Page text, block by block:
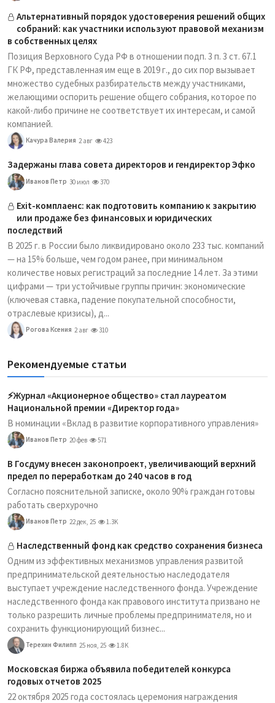
Альтернативный порядок удостоверения решений общих
собраний: как участники используют правовой механизм
в собственных целях
Позиция Верховного Суда РФ в отношении подп. 3 п. 3 ст. 67.1
ГК РФ, представленная им еще в 2019 г., до сих пор вызывает
множество судебных разбирательств между участниками,
желающими оспорить решение общего собрания, которое по
какой-либо причине не соответствует их интересам, и самой
компанией.
Качура Валерия 2 авг 423
Задержаны глава совета директоров и гендиректор Эфко
Иванов Петр 30 июл 370
Exit-комплаенс: как подготовить компанию к закрытию
или продаже без финансовых и юридических
последствий
В 2025 г. в России было ликвидировано около 233 тыс. компаний
— на 15% больше, чем годом ранее, при минимальном
количестве новых регистраций за последние 14 лет. За этими
цифрами — три устойчивые группы причин: экономические
(ключевая ставка, падение покупательной способности,
отраслевые кризисы), д...
Рогова Ксения 2 авг 310
Рекомендуемые статьи
⚡️Журнал «Акционерное общество» стал лауреатом
Национальной премии «Директор года»
В номинации «Вклад в развитие корпоративного управления»
Иванов Петр 20 фев 571
В Госдуму внесен законопроект, увеличивающий верхний
предел по переработкам до 240 часов в год
Согласно пояснительной записке, около 90% граждан готовы
работать сверхурочно
Иванов Петр 22 дек, 25 1.3K
Наследственный фонд как средство сохранения бизнеса
Одним из эффективных механизмов управления развитой
предпринимательской деятельностью наследодателя
выступает учреждение наследственного фонда. Учреждение
наследственного фонда как правового института призвано не
только разрешить личные проблемы предпринимателя, но и
сохранить функционирующий бизнес...
Терехин Филипп 25 ноя, 25 1.8K
Московская биржа объявила победителей конкурса
годовых отчетов 2025
22 октября 2025 года состоялась церемония награждения